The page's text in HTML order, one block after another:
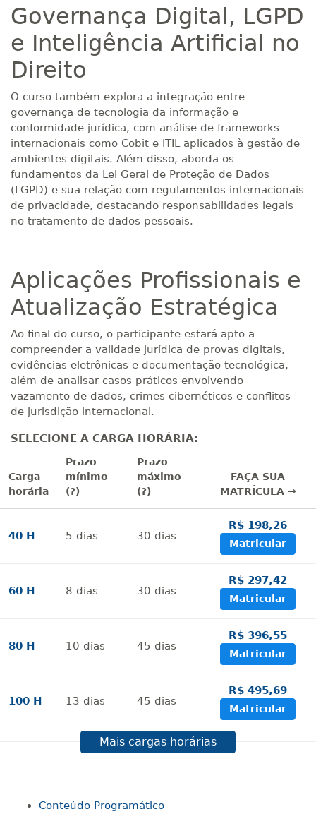
Governança Digital, LGPD
e Inteligência Artificial no
Direito
O curso também explora a integração entre
governança de tecnologia da informação e
conformidade jurídica, com análise de frameworks
internacionais como Cobit e ITIL aplicados à gestão de
ambientes digitais. Além disso, aborda os
fundamentos da Lei Geral de Proteção de Dados
(LGPD) e sua relação com regulamentos internacionais
de privacidade, destacando responsabilidades legais
no tratamento de dados pessoais.
Aplicações Profissionais e
Atualização Estratégica
Ao final do curso, o participante estará apto a
compreender a validade jurídica de provas digitais,
evidências eletrônicas e documentação tecnológica,
além de analisar casos práticos envolvendo
vazamento de dados, crimes cibernéticos e conflitos
de jurisdição internacional.
SELECIONE A CARGA HORÁRIA:
Carga
horária
Prazo
mínimo
(?)
Prazo
máximo
(?)
FAÇA SUA
MATRÍCULA →
40 H 5 dias 30 dias
R$ 198,26
Matricular
60 H 8 dias 30 dias
R$ 297,42
Matricular
80 H 10 dias 45 dias
R$ 396,55
Matricular
100 H 13 dias 45 dias
R$ 495,69
Matricular
dias 60dias
R$ 594,81
140 H 18dias 60dias
Mais cargas horárias
Conteúdo Programático